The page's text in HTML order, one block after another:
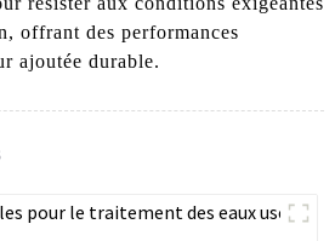
offrant des performances
ajoutée durable.